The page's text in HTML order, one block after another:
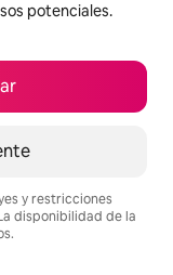
potenciales.
y restricciones
disponibilidad de la